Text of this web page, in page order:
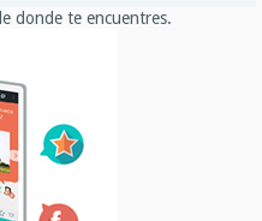
donde te encuentres.